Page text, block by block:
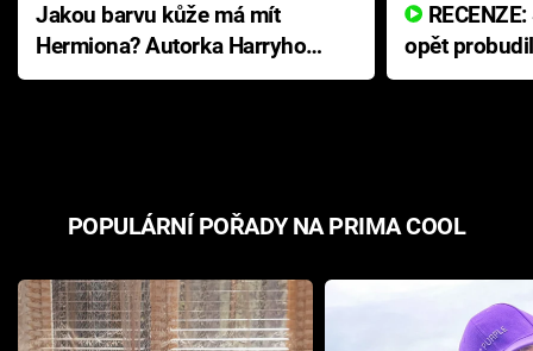
Jakou barvu kůže má mít
Hermiona? Autorka Harryho
Pottera přišla s ráznou
opět
přichází s
POPULÁRNÍ POŘADY NA PRIMA COOL